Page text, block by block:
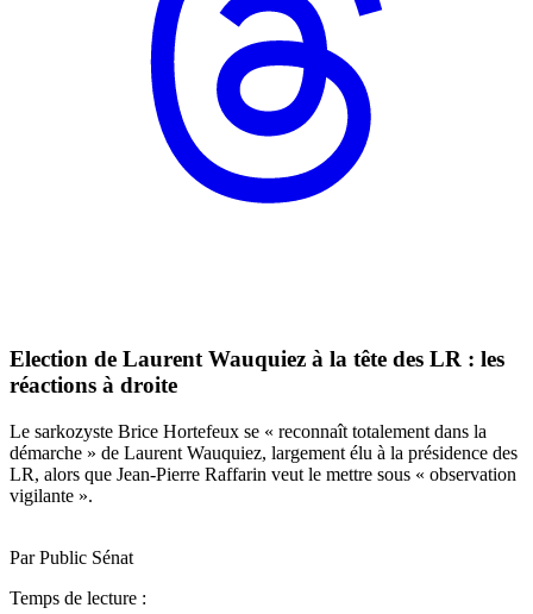
Election de Laurent Wauquiez à la tête des LR : les
réactions à droite
Le sarkozyste Brice Hortefeux se « reconnaît totalement dans la
démarche » de Laurent Wauquiez, largement élu à la présidence des
LR, alors que Jean-Pierre Raffarin veut le mettre sous « observation
vigilante ».
Par Public Sénat
Temps de lecture :